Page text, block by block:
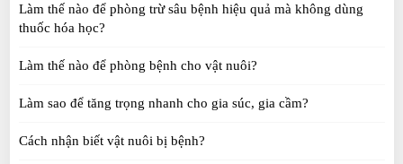
Nhung Hươu Tươi là gì? Đặc điểm, giá trị, cách sử
dụng và bảo quản
SUN 07, 2026
Vịt Call Duck: Tại sao lại được giới trẻ săn lùng?
SUN 07, 2026
Làm thế nào để phòng trừ sâu bệnh hiệu quả mà không dùng
thuốc hóa học?
Làm thế nào để phòng bệnh cho vật nuôi?
Làm sao để tăng trọng nhanh cho gia súc, gia cầm?
Cách nhận biết vật nuôi bị bệnh?